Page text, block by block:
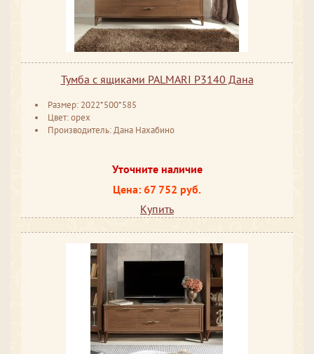
Тумба с ящиками PALMARI P3140 Дана
Размер: 2022*500*585
Цвет: орех
Производитель: Дана Нахабино
Уточните наличие
Цена: 67 752 руб.
Купить